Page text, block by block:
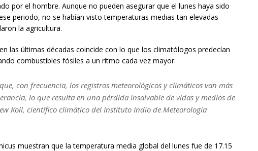
por el hombre. Aunque no pueden asegurar que el lunes haya sido
periodo, no se habían visto temperaturas medias tan elevadas
la agricultura.
las últimas décadas coincide con lo que los climatólogos predecían
combustibles fósiles a un ritmo cada vez mayor.
con frecuencia, los registros meteorológicos y climáticos van más
lo que resulta en una pérdida insalvable de vidas y medios de
Koll, científico climático del Instituto Indio de Meteorología
muestran que la temperatura media global del lunes fue de 17.15